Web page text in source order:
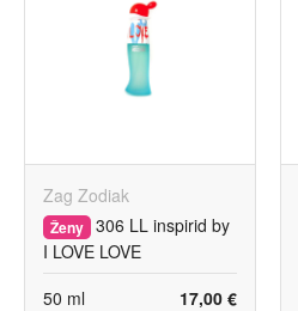
Zag Zodiak
Ženy 306 LL inspirid by
I LOVE LOVE
MOSCHINO
17,00 €
50 ml